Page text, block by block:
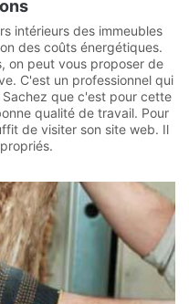
intérieurs des immeubles
des coûts énergétiques.
on peut vous proposer de
C'est un professionnel qui
que c'est pour cette
qualité de travail. Pour
de visiter son site web. Il